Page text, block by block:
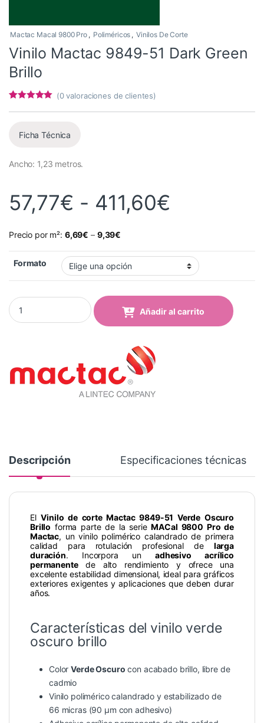
Mactac Macal 9800 Pro , Poliméricos , Vinilos De Corte
Vinilo Mactac 9849-51 Dark Green
Brillo
valoración de
un cliente
(0valoraciones de clientes)
Ficha Técnica
Ancho: 1,23 metros.
57,77€ - 411,60€
Precio por m²: 6,69€ – 9,39€
Formato
Vinilo Mactac 9849-51 Dark Green Brillo quantity
Añadir al carrito
Descripción Especificaciones técnicas
ElVinilo de corte Mactac 9849-51 Verde Oscuro
Brillo forma parte de la serieMACal 9800 Pro de
Mactac, un vinilo polimérico calandrado de primera
calidad para rotulación profesional de larga
duración. Incorpora un adhesivo acrílico
permanentede alto rendimiento y ofrece una
excelente estabilidad dimensional, ideal para gráficos
exteriores exigentes y aplicaciones que deben durar
años.
Características del vinilo verde
oscuro brillo
ColorVerde Oscuro con acabado brillo, libre de
cadmio
Vinilo polimérico calandrado y estabilizado de
66 micras (90 µm con adhesivo)